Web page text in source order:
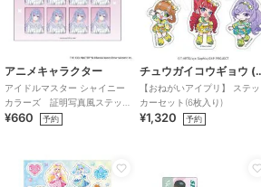
アニメキャラクター
アイドルマスター シャイニー
カラーズ 証明写真風ステッ
カー (鈴木羽那)
¥660 予約
チュウガイコ
【おねがいアイプリ】 ステッ
カーセット(6枚入り)
¥1,320 予約